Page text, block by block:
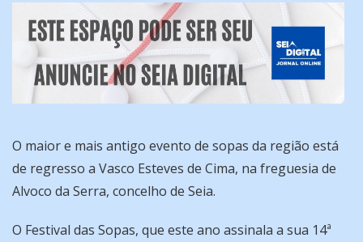
O maior e mais antigo evento de sopas da região está
de regresso a Vasco Esteves de Cima, na freguesia de
Alvoco da Serra, concelho de Seia.
O Festival das Sopas, que este ano assinala a sua 14ª